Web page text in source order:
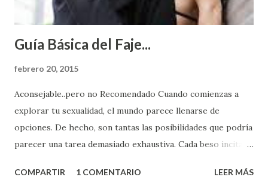
Guía Básica del Faje...
febrero 20, 2015
Aconsejable..pero no Recomendado Cuando comienzas a
explorar tu sexualidad, el mundo parece llenarse de
opciones. De hecho, son tantas las posibilidades que podría
parecer una tarea demasiado exhaustiva. Cada beso incita
partes de ti que jamás hubieras imaginado. El problema es
COMPARTIR 1 COMENTARIO LEER MÁS